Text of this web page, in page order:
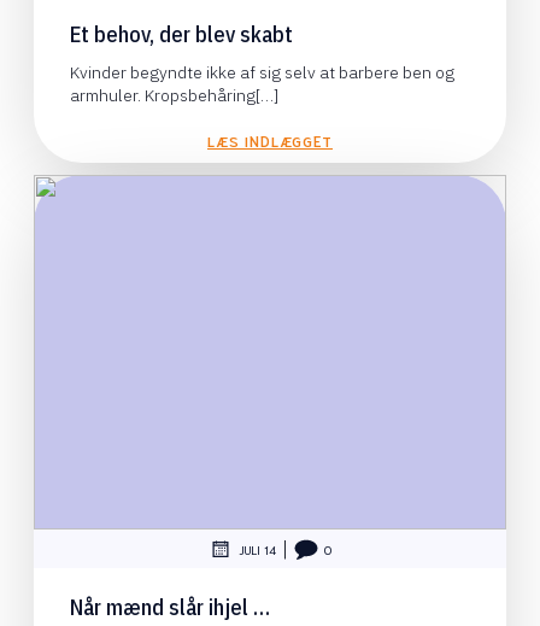
Et behov, der blev skabt
Kvinder begyndte ikke af sig selv at barbere ben og
armhuler. Kropsbehåring[…]
LÆS INDLÆGGET
JULI 14 0
Når mænd slår ihjel …